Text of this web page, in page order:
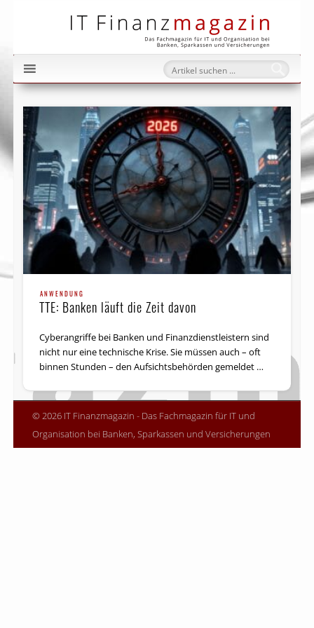
ANWENDUNG
TTE: Banken läuft die Zeit davon
Cyberangriffe bei Banken und Finanzdienstleistern sind
nicht nur eine technische Krise. Sie müssen auch – oft
binnen Stunden – den Aufsichtsbehörden gemeldet …
© 2026 IT Finanzmagazin - Das Fachmagazin für IT und
Organisation bei Banken, Sparkassen und Versicherungen